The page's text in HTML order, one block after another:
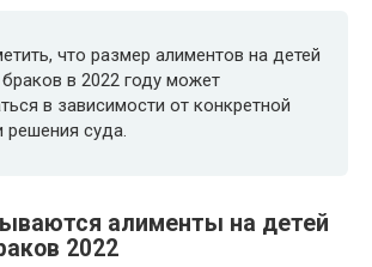
что размер алиментов на детей
в 2022 году может
в зависимости от конкретной
решения суда.
алименты на детей
2022